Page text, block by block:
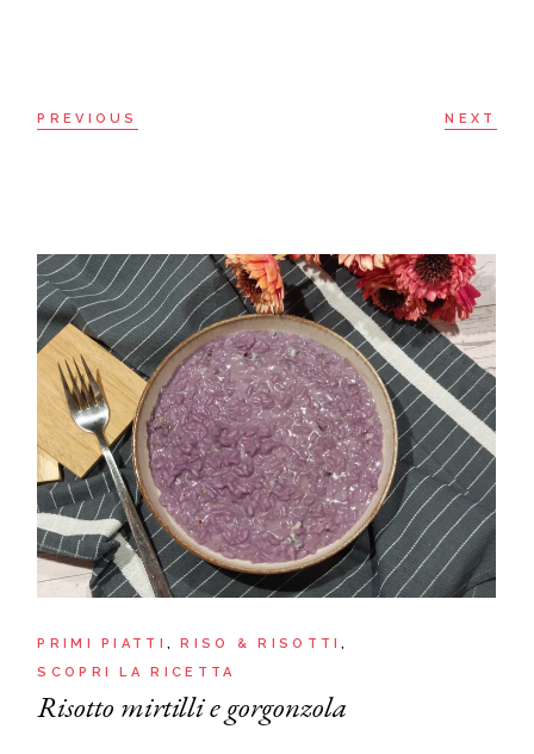
PREVIOUS NEXT
PRIMI PIATTI
RISO & RISOTTI
SCOPRI LA RICETTA
Risotto mirtilli e gorgonzola